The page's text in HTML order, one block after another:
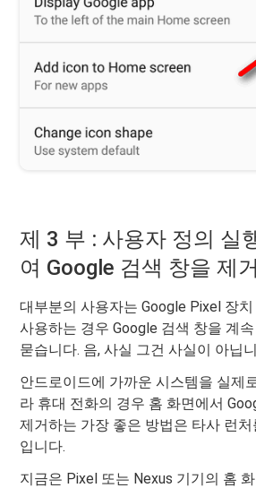
제 3 부 : 사용자 정의 실
여 Google 검색 창을 제
대부분의 사용자는 Google Pixel 장
사용하는 경우 Google 검색 창을 계
묻습니다. 음, 사실 그건 사실이 아닙
안드로이드에 가까운 시스템을 실제
라 휴대 전화의 경우 홈 화면에서
제거하는 가장 좋은 방법은 타사 런
입니다.
지금은 Pixel 또는 Nexus 기기의 홈